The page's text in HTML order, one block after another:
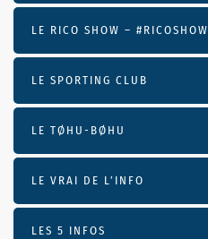
LE RICO SHOW – #RICOSHOW
LE SPORTING CLUB
LE TØHU-BØHU
LE VRAI DE L’INFO
LES 5 INFOS